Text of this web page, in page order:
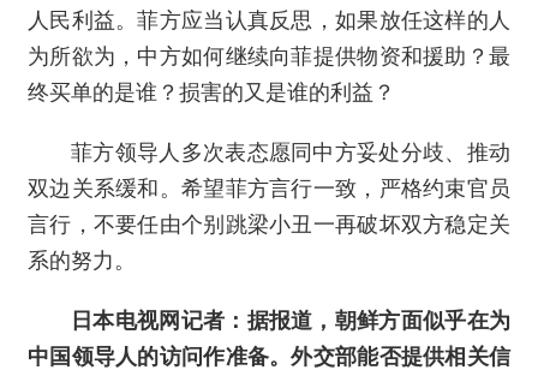
人民利益。菲方应当认真反思，如果放任这样的人
为所欲为，中方如何继续向菲提供物资和援助？最
终买单的是谁？损害的又是谁的利益？
菲方领导人多次表态愿同中方妥处分歧、推动
双边关系缓和。希望菲方言行一致，严格约束官员
言行，不要任由个别跳梁小丑一再破坏双方稳定关
系的努力。
日本电视网记者：据报道，朝鲜方面似乎在为
中国领导人的访问作准备。外交部能否提供相关信